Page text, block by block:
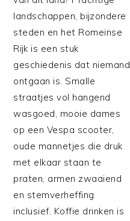
landschappen, bijzondere
steden en het Romeinse
Rijk is een stuk
geschiedenis dat niemand
ontgaan is. Smalle
straatjes vol hangend
wasgoed, mooie dames
op een Vespa scooter,
oude mannetjes die druk
met elkaar staan te
praten, armen zwaaiend
en stemverheffing
inclusief. Koffie drinken is